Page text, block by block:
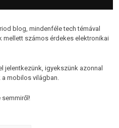
blog, mindenféle tech témával
számos érdekes elektronikai
jelentkezünk, igyekszünk azonnal
a mobilos világban.
semmiről!